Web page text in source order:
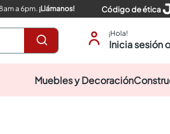
a 6pm.¡Llámanos! Código de ética
¡Hola!
Inicia sesión
Muebles y Decoración